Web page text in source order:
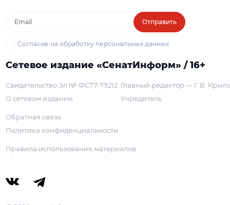
Отправить
Согласие на обработку персональных данных
Сетевое издание «СенатИнформ» / 16+
Свидетельство Эл № ФС77-79212
О сетевом издании
Главный редактор — Г. В.
Учредитель
Обратная связь
Политика конфиденциальности
Правила использования материалов